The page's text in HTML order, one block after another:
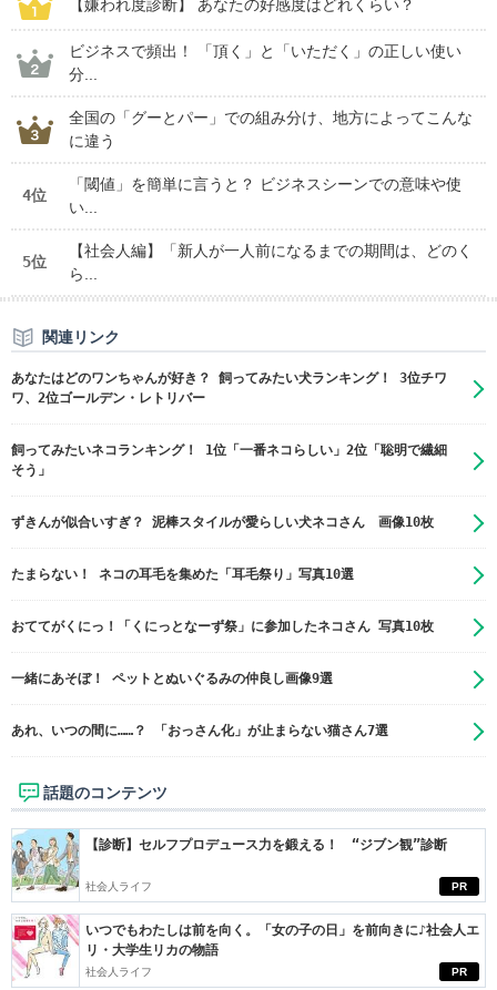
【嫌われ度診断】 あなたの好感度はどれくらい？
ビジネスで頻出！ 「頂く」と「いただく」の正しい使い
分...
全国の「グーとパー」での組み分け、地方によってこんな
に違う
4位
「閾値」を簡単に言うと？ ビジネスシーンでの意味や使
い...
5位
【社会人編】「新人が一人前になるまでの期間は、どのく
ら...
関連リンク
あなたはどのワンちゃんが好き？ 飼ってみたい犬ランキング！ 3位チワ
ワ、2位ゴールデン・レトリバー
飼ってみたいネコランキング！ 1位「一番ネコらしい」2位「聡明で繊細
そう」
ずきんが似合いすぎ？ 泥棒スタイルが愛らしい犬ネコさん 画像10枚
たまらない！ ネコの耳毛を集めた「耳毛祭り」写真10選
おててがくにっ！「くにっとなーず祭」に参加したネコさん 写真10枚
一緒にあそぼ！ ペットとぬいぐるみの仲良し画像9選
あれ、いつの間に……？ 「おっさん化」が止まらない猫さん7選
話題のコンテンツ
PR
【診断】セルフプロデュース力を鍛える！ “ジブン観”診断
社会人ライフ
PR
いつでもわたしは前を向く。「女の子の日」を前向きに♪社会人エ
リ・大学生リカの物語
社会人ライフ